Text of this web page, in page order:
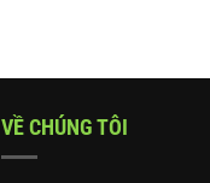
VỀ CHÚNG TÔI